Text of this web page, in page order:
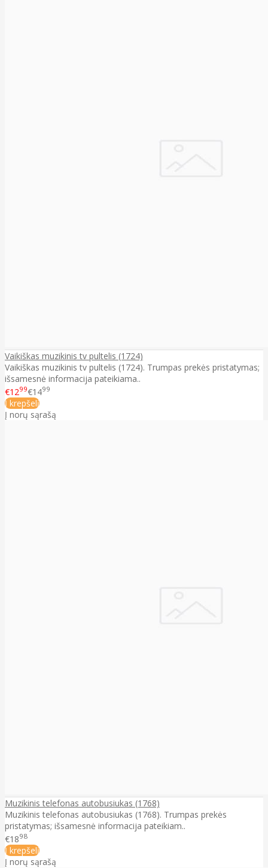
Vaikiškas muzikinis tv pultelis (1724)
Vaikiškas muzikinis tv pultelis (1724). Trumpas prekės pristatymas;
išsamesnė informacija pateikiama..
€1299€1499
Į krepšelį
Į norų sąrašą
Muzikinis telefonas autobusiukas (1768)
Muzikinis telefonas autobusiukas (1768). Trumpas prekės
pristatymas; išsamesnė informacija pateikiam..
€1898
Į krepšelį
Į norų sąrašą